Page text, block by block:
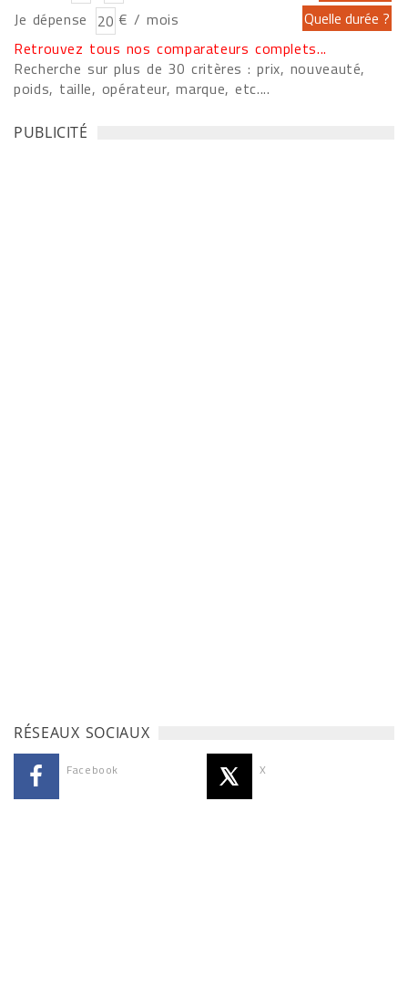
Je dépense
€ / mois
Retrouvez tous nos comparateurs complets...
Recherche sur plus de 30 critères : prix, nouveauté,
poids, taille, opérateur, marque, etc....
PUBLICITÉ
RÉSEAUX SOCIAUX
Facebook X